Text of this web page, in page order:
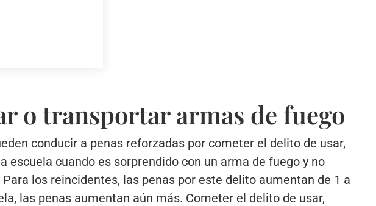
o transportar armas de fuego
conducir a penas reforzadas por cometer el delito de usar,
cuando es sorprendido con un arma de fuego y no
los reincidentes, las penas por este delito aumentan de 1 a
las penas aumentan aún más. Cometer el delito de usar,